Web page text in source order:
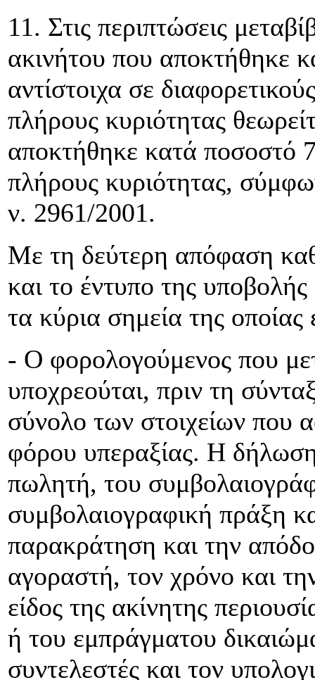
11. Στις περιπτώσεις
ακινήτου που αποκτήθηκε
αντίστοιχα σε
πλήρους κυριότητας
αποκτήθηκε κατά ποσοστό
πλήρους κυριότητας,
ν. 2961/2001.
Με τη δεύτερη απόφαση
και το έντυπο της
τα κύρια σημεία της
- Ο φορολογούμενος που
υποχρεούται, πριν τη
σύνολο των στοιχείων που
φόρου υπεραξίας. Η δήλωση
πωλητή, του
συμβολαιογραφική πράξη
παρακράτηση και την
αγοραστή, τον χρόνο και
είδος της ακίνητης
ή του εμπράγματου
συντελεστές και τον